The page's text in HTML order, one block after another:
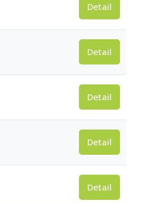
Detail
Detail
Detail
Detail
Detail